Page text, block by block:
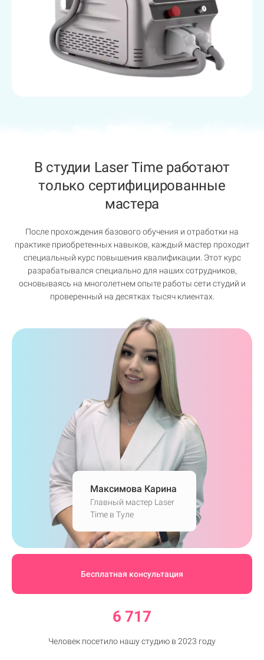
В студии Laser Time работают
только сертифицированные
мастера
После прохождения базового обучения и отработки на
практике приобретенных навыков, каждый мастер проходит
специальный курс повышения квалификации. Этот курс
разрабатывался специально для наших сотрудников,
основываясь на многолетнем опыте работы сети студий и
проверенный на десятках тысяч клиентах.
Максимова Карина
Главный мастер Laser
Time в Туле
Бесплатная консультация
6 717
Человек посетило нашу студию в 2023 году